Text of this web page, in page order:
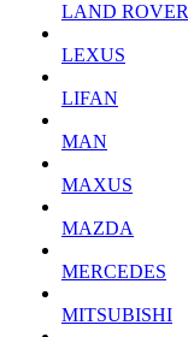
LAND ROVER
LEXUS
LIFAN
MAN
MAXUS
MAZDA
MERCEDES
MITSUBISHI